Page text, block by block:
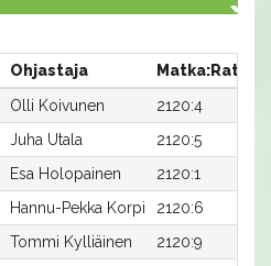
Ohjastaja Matka:Rata
Olli Koivunen 2120:4
Juha Utala 2120:5
Esa Holopainen 2120:1
Hannu-Pekka Korpi 2120:6
Tommi Kylliäinen 2120:9